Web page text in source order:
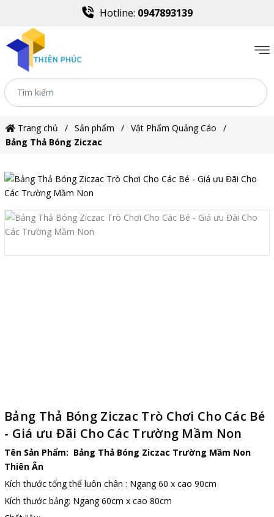
Hotline: 0947893139
Trang chủ Sản phẩm
Vật Phẩm Quảng Cáo
Bảng Thả Bóng Ziczac
Bảng Thả Bóng Ziczac Trò Chơi Cho Các Bé
- Giá ưu Đãi Cho Các Trường Mầm Non
Tên Sản Phẩm: Bảng Thả Bóng Ziczac Trường Mầm Non
Thiên Ân
Kích thước tổng thể luôn chân : Ngang 60 x cao 90cm
Kích thước bảng: Ngang 60cm x cao 80cm